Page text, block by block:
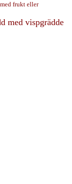
frukt eller
med vispgrädde